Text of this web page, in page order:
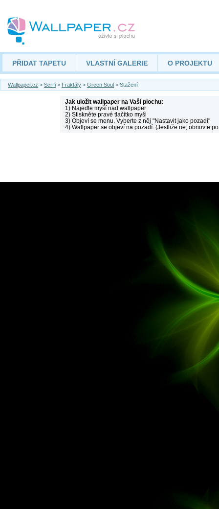
PŘIDAT TAPETU VLASTNÍ GALERIE O PROJEKTU
Wallpaper.cz > Sci-fi > Fraktály > Green Soul > Stažení
Jak uložit wallpaper na Vaši plochu:
1) Najeďte myší nad wallpaper
2) Stiskněte pravé tlačítko myši
3) Objeví se menu. Vyberte z něj "Nastavit jako pozadí"
4) Wallpaper se objeví na pozadí. (Jestliže ne, obnovte